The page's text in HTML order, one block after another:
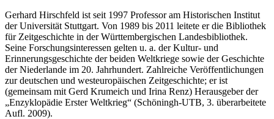
Gerhard Hirschfeld ist seit 1997 Professor am Historischen Institut
der Universität Stuttgart. Von 1989 bis 2011 leitete er die Bibliothek
für Zeitgeschichte in der Württembergischen Landesbibliothek.
Seine Forschungsinteressen gelten u. a. der Kultur- und
Erinnerungsgeschichte der beiden Weltkriege sowie der Geschichte
der Niederlande im 20. Jahrhundert. Zahlreiche Veröffentlichungen
zur deutschen und westeuropäischen Zeitgeschichte; er ist
(gemeinsam mit Gerd Krumeich und Irina Renz) Herausgeber der
„Enzyklopädie Erster Weltkrieg“ (Schöningh-UTB, 3. überarbeitete
Aufl. 2009).